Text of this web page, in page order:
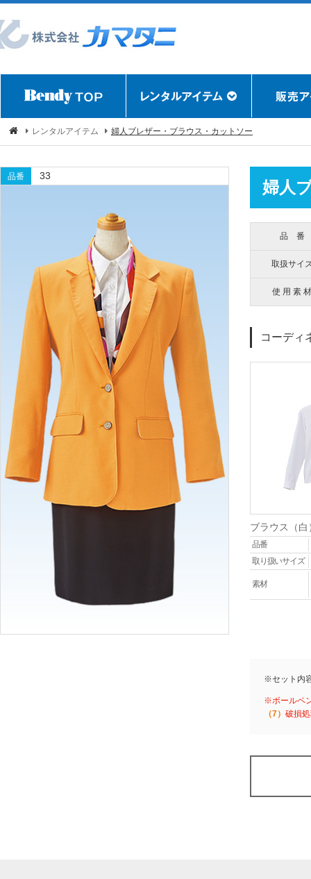
レンタルアイテム 婦人ブレザー・ブラウス・カットソー
品番 33
婦人
品 番
取扱サイ
使 用 素 材
コーディ
ブラウス（白
品番
取り扱いサイズ
素材
※セット内
※ボールペ
（7） 破損